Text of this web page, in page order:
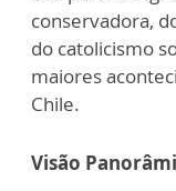
conservadora,
do catolicismo
maiores
Chile.
Visão